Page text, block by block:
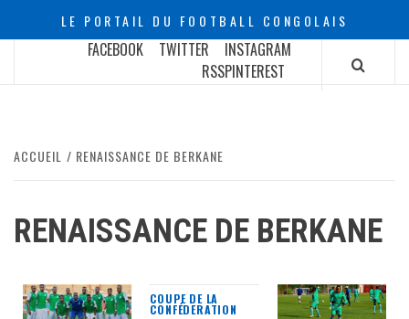
LE PORTAIL DU FOOTBALL CONGOLAIS
FACEBOOK
TWITTER
RSS
INSTAGRAM
PINTEREST
ACCUEIL RENAISSANCE DE BERKANE
RENAISSANCE DE BERKANE
COUPE DE LA
CONFÉDERATION